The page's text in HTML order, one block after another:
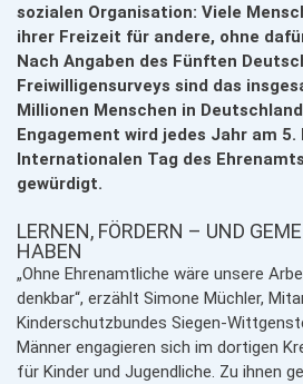
sozialen Organisation: Viele
ihrer Freizeit für andere, ohne
Nach Angaben des Fünften
Freiwilligensurveys sind das
Millionen Menschen in
Engagement wird jedes Jahr am 5.
Internationalen Tag des
gewürdigt.
LERNEN, FÖRDERN – UND
ABEN
„Ohne Ehrenamtliche wäre unsere
denkbar“, erzählt Simone Müchler,
Kinderschutzbundes Siegen-
Männer engagieren sich im dortigen
für Kinder und Jugendliche. Zu ihnen